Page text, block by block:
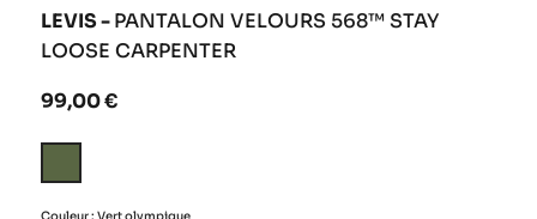
LEVIS -PANTALON VELOURS 568™ STAY
LOOSE CARPENTER
99,00 €
olympique
Couleur : Vert olympique